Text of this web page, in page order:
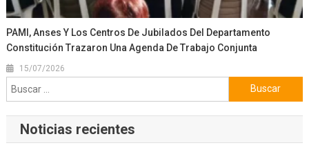
PAMI, Anses Y Los Centros De Jubilados Del Departamento
Constitución Trazaron Una Agenda De Trabajo Conjunta
15/07/2026
Buscar:
Noticias recientes